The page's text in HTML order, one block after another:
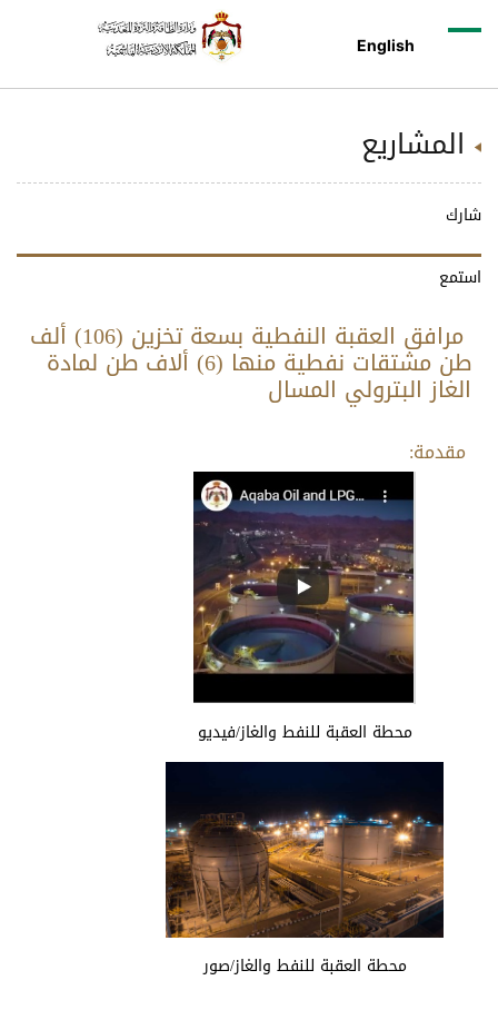
English
المشاريع
شارك
استمع
مرافق العقبة النفطية بسعة تخزين (106) ألف
طن مشتقات نفطية منها (6) ألاف طن لمادة
الغاز البترولي المسال
مقدمة:
محطة العقبة للنفط والغاز/فيديو
محطة العقبة للنفط والغاز/صور